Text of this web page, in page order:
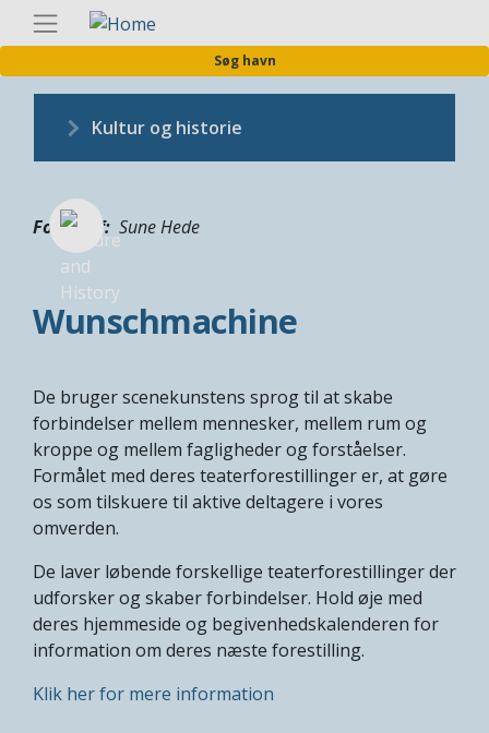
Søg havn
Kultur og historie
Fotograf Sune Hede
Wunschmachine
De bruger scenekunstens sprog til at skabe
forbindelser mellem mennesker, mellem rum og
kroppe og mellem fagligheder og forståelser.
Formålet med deres teaterforestillinger er, at gøre
os som tilskuere til aktive deltagere i vores
omverden.
De laver løbende forskellige teaterforestillinger der
udforsker og skaber forbindelser. Hold øje med
deres hjemmeside og begivenhedskalenderen for
information om deres næste forestilling.
Klik her for mere information